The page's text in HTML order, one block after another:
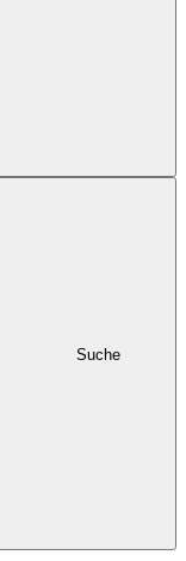
Suche